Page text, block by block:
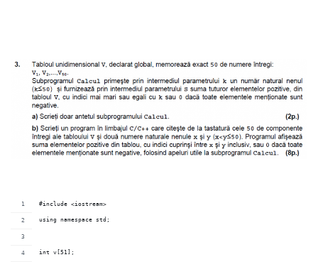
#include <iostream>
using namespace std;
int v[51];